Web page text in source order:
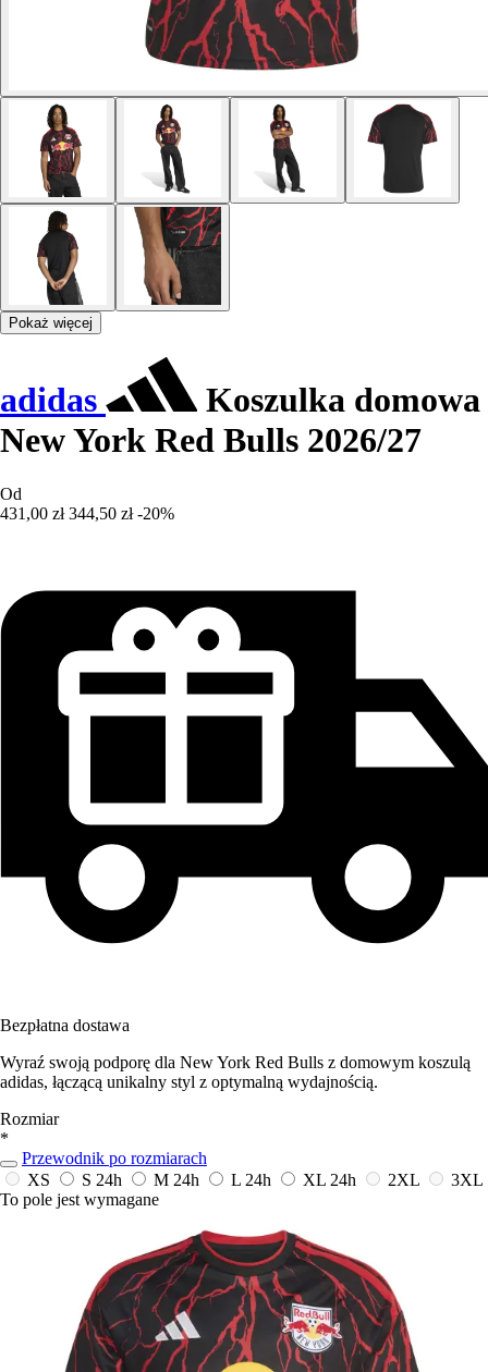
Pokaż więcej
adidas
Koszulka domowa
New York Red Bulls 2026/27
Od
431,00 zł 344,50 zł -20%
Bezpłatna dostawa
Wyraź swoją podporę dla New York Red Bulls z domowym koszulą
adidas, łączącą unikalny styl z optymalną wydajnością.
Rozmiar
*
Przewodnik po rozmiarach
XS
S 24h M 24h L 24h XL 24h 2XL
3XL
To pole jest wymagane